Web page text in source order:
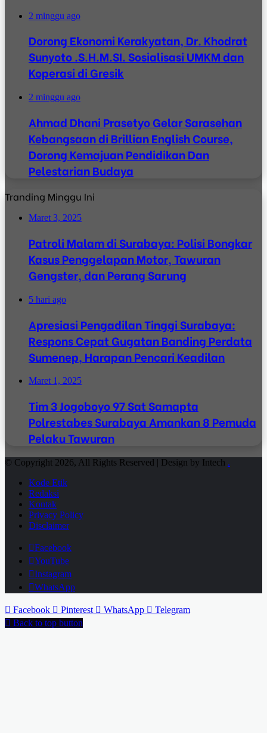
2 minggu ago
Dorong Ekonomi Kerakyatan, Dr. Khodrat
Sunyoto .S.H.M.SI. Sosialisasi UMKM dan
Koperasi di Gresik
2 minggu ago
Ahmad Dhani Prasetyo Gelar Sarasehan
Kebangsaan di Brillian English Course,
Dorong Kemajuan Pendidikan Dan
Pelestarian Budaya
Tranding Minggu Ini
Maret 3, 2025
Patroli Malam di Surabaya: Polisi Bongkar
Kasus Penggelapan Motor, Tawuran
Gengster, dan Perang Sarung
5 hari ago
Apresiasi Pengadilan Tinggi Surabaya:
Respons Cepat Gugatan Banding Perdata
Sumenep, Harapan Pencari Keadilan
Maret 1, 2025
Tim 3 Jogoboyo 97 Sat Samapta
Polrestabes Surabaya Amankan 8 Pemuda
Pelaku Tawuran
© Copyright 2026, All Rights Reserved | Design by Intech .
Kode Etik
Redaksi
Kontak
Privacy Policy
Disclaimer
Facebook
YouTube
Instagram
WhatsApp
Facebook Pinterest WhatsApp
Telegram
Back to top button